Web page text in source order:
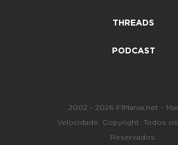
THREADS
PODCAST
2002 - 2026 F1Mania.net -
Velocidade. Copyright. Todos
Reservados.